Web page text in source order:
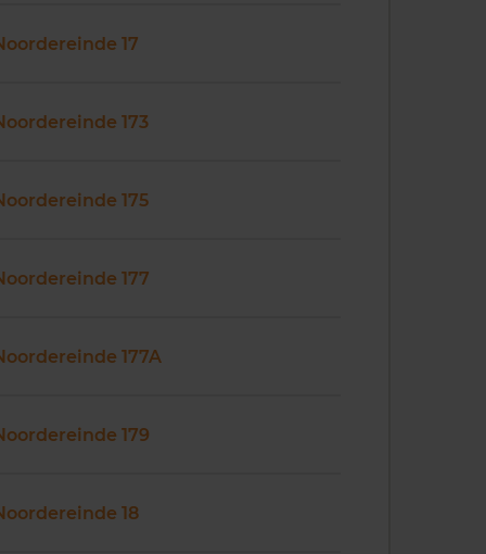
17
173
175
177
177A
179
18